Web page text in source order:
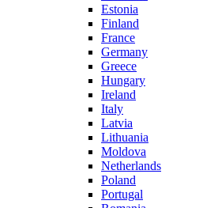
Estonia
Finland
France
Germany
Greece
Hungary
Ireland
Italy
Latvia
Lithuania
Moldova
Netherlands
Poland
Portugal